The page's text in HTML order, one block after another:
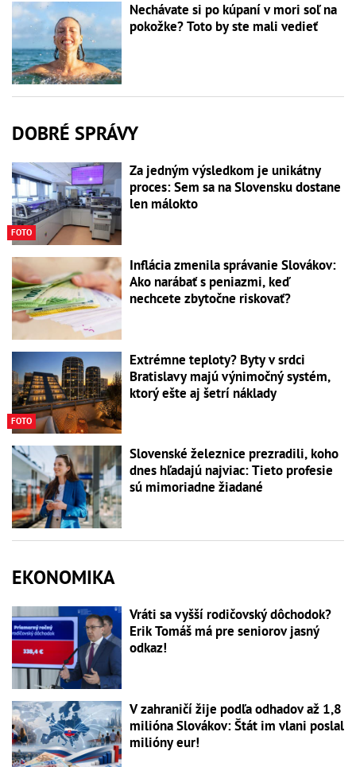
Nechávate si po kúpaní v mori soľ na
pokožke? Toto by ste mali vedieť
DOBRÉ SPRÁVY
FOTO
Za jedným výsledkom je unikátny
proces: Sem sa na Slovensku dostane
len málokto
Inflácia zmenila správanie Slovákov:
Ako narábať s peniazmi, keď
nechcete zbytočne riskovať?
FOTO
Extrémne teploty? Byty v srdci
Bratislavy majú výnimočný systém,
ktorý ešte aj šetrí náklady
Slovenské železnice prezradili, koho
dnes hľadajú najviac: Tieto profesie
sú mimoriadne žiadané
EKONOMIKA
Vráti sa vyšší rodičovský dôchodok?
Erik Tomáš má pre seniorov jasný
odkaz!
V zahraničí žije podľa odhadov až 1,8
milióna Slovákov: Štát im vlani poslal
milióny eur!